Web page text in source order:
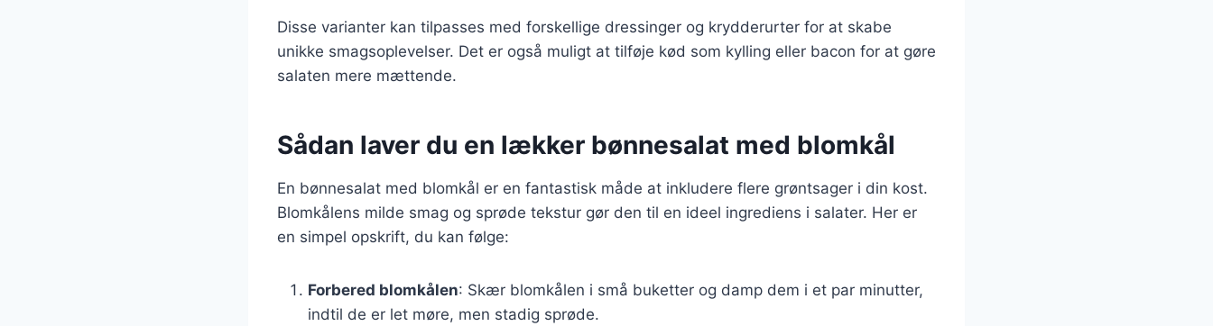
Disse varianter kan tilpasses med forskellige dressinger og krydderurter for at skabe
unikke smagsoplevelser. Det er også muligt at tilføje kød som kylling eller bacon for at gøre
salaten mere mættende.
Sådan laver du en lækker bønnesalat med blomkål
En bønnesalat med blomkål er en fantastisk måde at inkludere flere grøntsager i din kost.
Blomkålens milde smag og sprøde tekstur gør den til en ideel ingrediens i salater. Her er
en simpel opskrift, du kan følge:
Forbered blomkålen: Skær blomkålen i små buketter og damp dem i et par minutter,
indtil de er let møre, men stadig sprøde.